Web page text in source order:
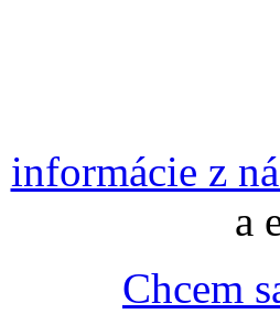
informácie z
a
Chcem